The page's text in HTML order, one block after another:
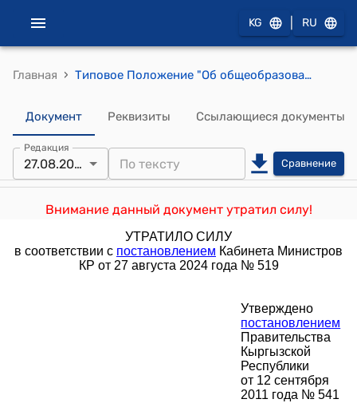
KG RU
Главная › Типовое Положение "Об общеобразовательной организации" (утверждено постановлением Правительства КР от 12 сентября 2011 года №541)
Документ Реквизиты Ссылающиеся документы
Редакция
27.08.2024 Сравнение
Внимание данный документ утратил силу!